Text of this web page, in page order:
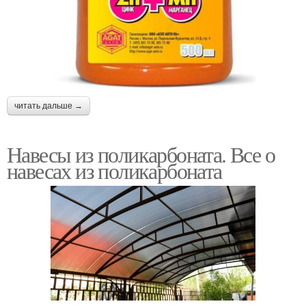
читать дальше →
Навесы из поликарбоната. Все о
навесах из поликарбоната